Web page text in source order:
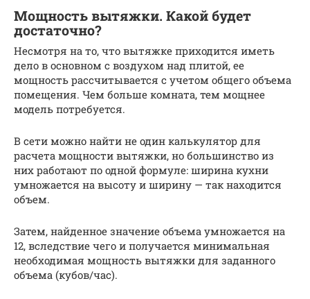
Мощность вытяжки. Какой будет
достаточно?
Несмотря на то, что вытяжке приходится иметь
дело в основном с воздухом над плитой, ее
мощность рассчитывается с учетом общего объема
помещения. Чем больше комната, тем мощнее
модель потребуется.
В сети можно найти не один калькулятор для
расчета мощности вытяжки, но большинство из
них работают по одной формуле: ширина кухни
умножается на высоту и ширину — так находится
объем.
Затем, найденное значение объема умножается на
12, вследствие чего и получается минимальная
необходимая мощность вытяжки для заданного
объема (кубов/час).